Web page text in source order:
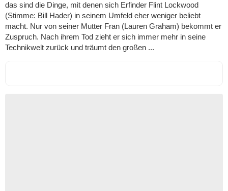
das sind die Dinge, mit denen sich Erfinder Flint Lockwood
(Stimme: Bill Hader) in seinem Umfeld eher weniger beliebt
macht. Nur von seiner Mutter Fran (Lauren Graham) bekommt er
Zuspruch. Nach ihrem Tod zieht er sich immer mehr in seine
Technikwelt zurück und träumt den großen ...